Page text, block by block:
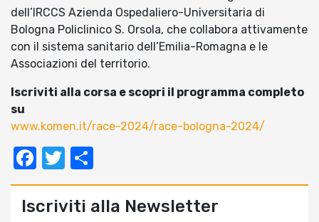
dell’IRCCS Azienda Ospedaliero-Universitaria di
Bologna Policlinico S. Orsola, che collabora attivamente
con il sistema sanitario dell’Emilia-Romagna e le
Associazioni del territorio.
Iscriviti alla corsa e scopri il programma completo
su
www.komen.it/race-2024/race-bologna-2024/
Facebook
Twitter
Iscriviti alla Newsletter